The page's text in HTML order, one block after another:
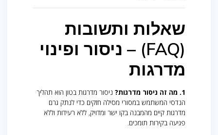
שאלות ותשובות
(FAQ) – ניסור ופינוי
מדרגות
1. מה זה ניסור מדרגות?
ניסור מדרגות בטון הוא תהליך
הנדסי המשתמש במסורי מסילה חזקים כדי לנתק גרם
מדרגות קיים מהמבנה בקו ישר ומדויק, ללא רעידות וללא
פגיעה בקירות תומכים.